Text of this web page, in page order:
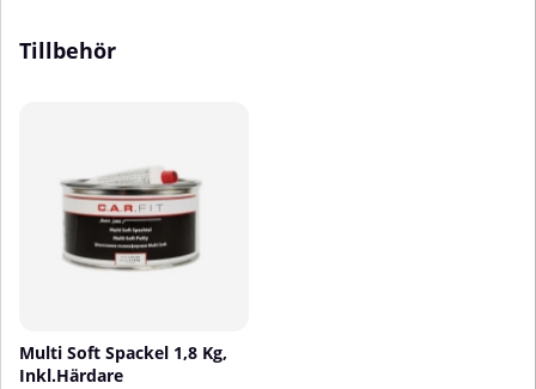
Tillbehör
Multi Soft Spackel 1,8 Kg,
Inkl.Härdare